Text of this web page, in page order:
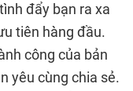
đẩy bạn ra xa
tiên hàng đầu.
công của bản
yêu cùng chia sẻ.